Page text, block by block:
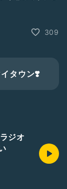
309
タウン❣️
ジオ